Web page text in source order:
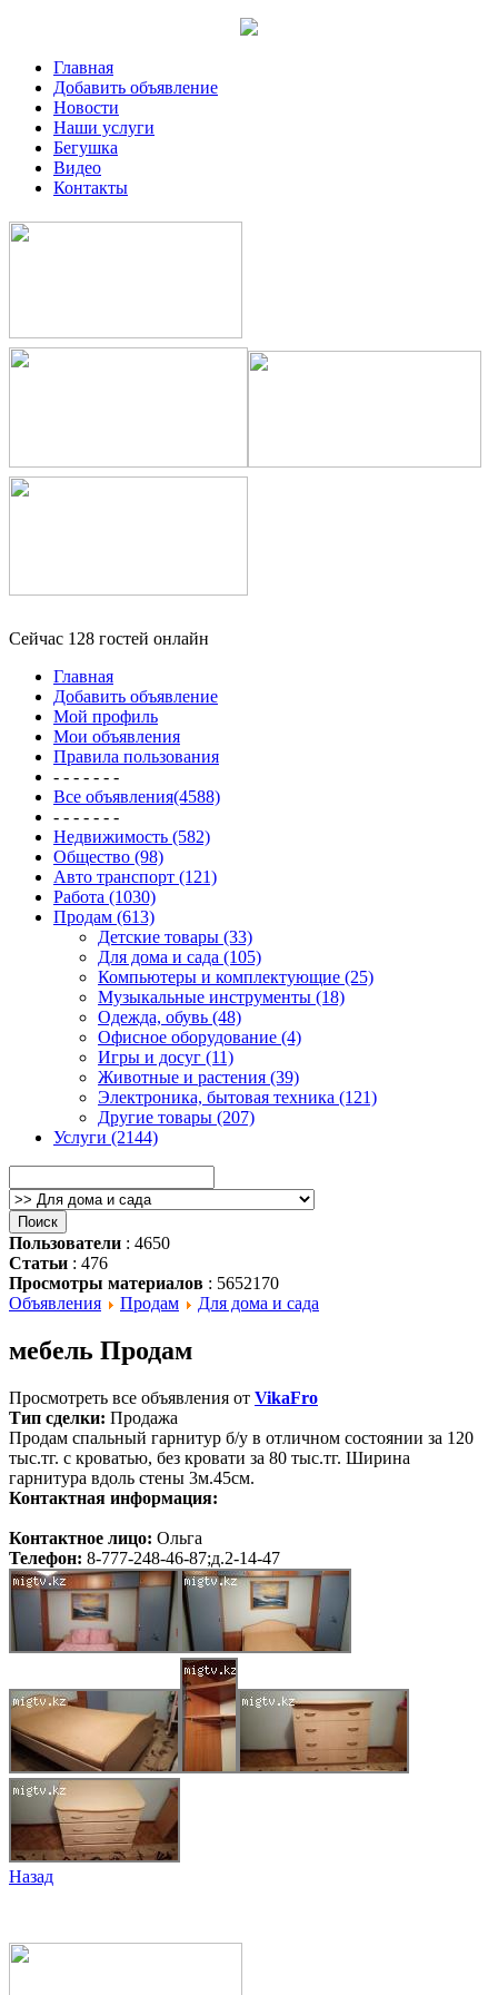
Главная
Добавить объявление
Новости
Наши услуги
Бегушка
Видео
Контакты
Сейчас 128 гостей онлайн
Главная
Добавить объявление
Мой профиль
Мои объявления
Правила пользования
- - - - - - -
Все объявления(4588)
- - - - - - -
Недвижимость (582)
Общество (98)
Авто транспорт (121)
Работа (1030)
Продам (613)
Детские товары (33)
Для дома и сада (105)
Компьютеры и комплектующие (25)
Музыкальные инструменты (18)
Одежда, обувь (48)
Офисное оборудование (4)
Игры и досуг (11)
Животные и растения (39)
Электроника, бытовая техника (121)
Другие товары (207)
Услуги (2144)
Пользователи : 4650
Статьи : 476
Просмотры материалов : 5652170
Объявления
Продам Для дома и сада
мебель Продам
Просмотреть все объявления от VikaFro
Тип сделки: Продажа
Продам спальный гарнитур б/у в отличном состоянии за 120
тыс.тг. с кроватью, без кровати за 80 тыс.тг. Ширина
гарнитура вдоль стены 3м.45см.
Контактная информация:
Контактное лицо: Ольга
Телефон: 8-777-248-46-87;д.2-14-47
Назад